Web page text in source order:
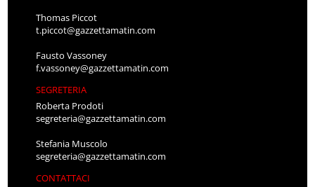
Thomas Piccot
t.piccot@gazzettamatin.com
Fausto Vassoney
f.vassoney@gazzettamatin.com
SEGRETERIA
Roberta Prodoti
segreteria@gazzettamatin.com
Stefania Muscolo
segreteria@gazzettamatin.com
CONTATTACI